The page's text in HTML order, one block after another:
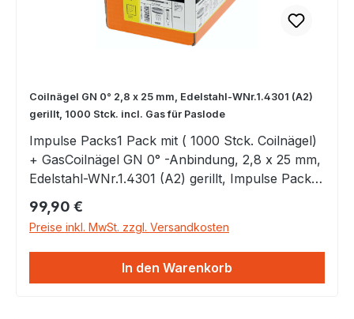
Coilnägel GN 0° 2,8 x 25 mm, Edelstahl-WNr.1.4301 (A2)
gerillt, 1000 Stck. incl. Gas für Paslode
Impulse Packs1 Pack mit ( 1000 Stck. Coilnägel)
+ GasCoilnägel GN 0° -Anbindung, 2,8 x 25 mm,
Edelstahl-WNr.1.4301 (A2) gerillt, Impulse Packs
Regulärer Preis:
99,90 €
Preise inkl. MwSt. zzgl. Versandkosten
In den Warenkorb